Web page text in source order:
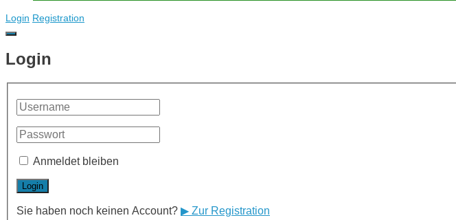
Login Registration
Login
Anmeldet bleiben
Sie haben noch keinen Account? ▶ Zur Registration